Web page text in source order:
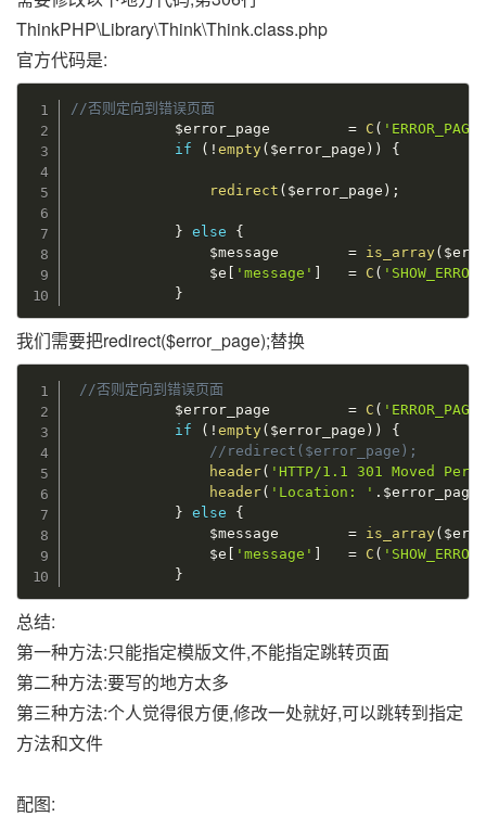
ThinkPHP\Library\Think\Think.class.php
官方代码是:
//否则定向到错误页面
$error_page
= C (
if
( !empty( $error_page ) ) {
redirect ( $error_page ) ;
} else
{
$message
= is_array(
$e [ 'message' ] = C (
}
我们需要把redirect($error_page);替换
//否则定向到错误页面
$error_page
= C (
if
( !empty( $error_page ) )
{
//redirect($error_page);
header( 'HTTP/1.1 301 Moved
header( 'Location: ' . $error_page
}
else
{
$message
= is_array(
$e [ 'message' ] = C (
}
总结:
第一种方法:只能指定模版文件,不能指定跳转页面
第二种方法:要写的地方太多
第三种方法:个人觉得很方便,修改一处就好,可以跳转到指定
方法和文件
配图: